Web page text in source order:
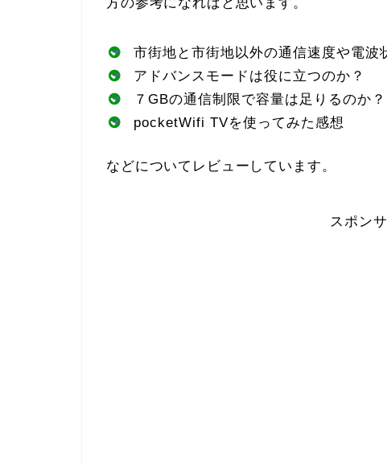
市街地と市街地以外の通信速度や電波
アドバンスモードは役に立つのか？
７GBの通信制限で容量は足りるのか？
pocketWifi TVを使ってみた感想
などについてレビューしています。
スポン